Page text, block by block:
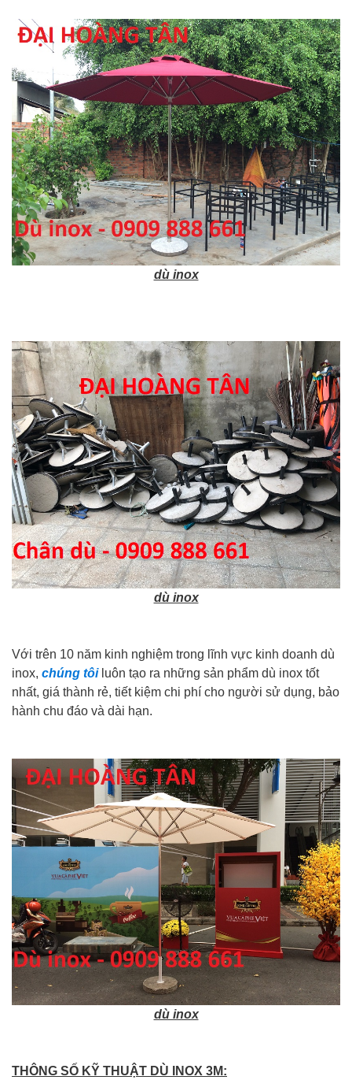
dù inox
dù inox
Với trên 10 năm kinh nghiệm trong lĩnh vực kinh doanh dù
inox, chúng tôiluôn tạo ra những sản phẩm dù inox tốt
nhất, giá thành rẻ, tiết kiệm chi phí cho người sử dụng, bảo
hành chu đáo và dài hạn.
dù inox
THÔNG SỐ KỸ THUẬT DÙ INOX 3M: